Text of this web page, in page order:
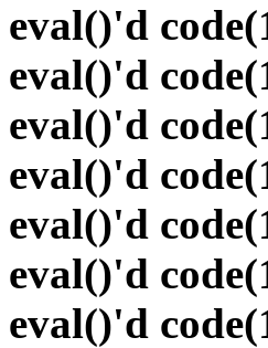
eval()'d
eval()'d
eval()'d
eval()'d
eval()'d
eval()'d
eval()'d